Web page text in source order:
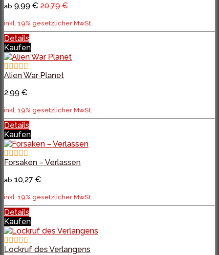
ab 9,99 € 20,79 €
inkl. 19% gesetzlicher MwSt.
Details
Kaufen
Alien War Planet
2,99 €
inkl. 19% gesetzlicher MwSt.
Details
Kaufen
Forsaken – Verlassen
ab 10,27 €
inkl. 19% gesetzlicher MwSt.
Details
Kaufen
Lockruf des Verlangens